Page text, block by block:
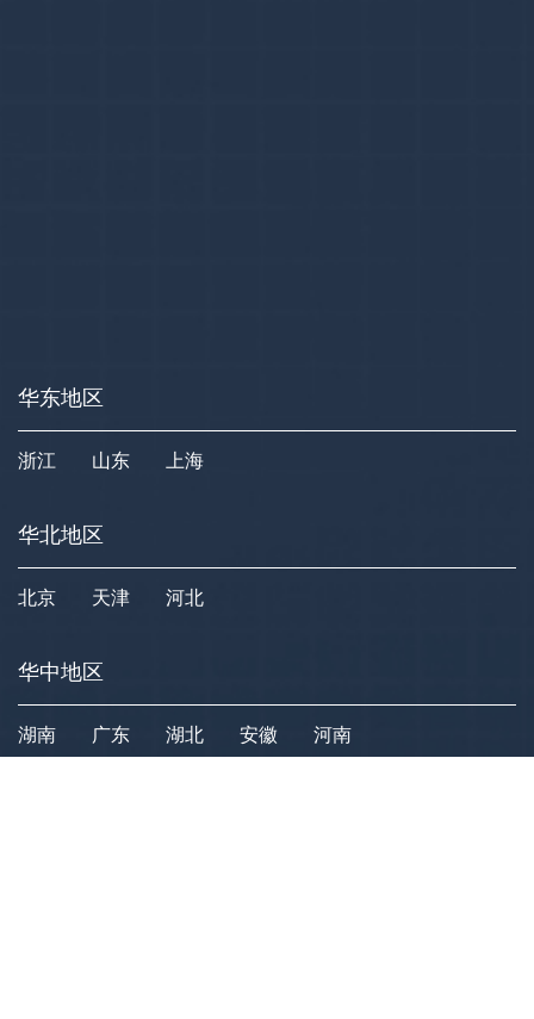
华东地区
浙江 山东 上海
华北地区
北京 天津 河北
华中地区
湖南 广东 湖北 安徽 河南